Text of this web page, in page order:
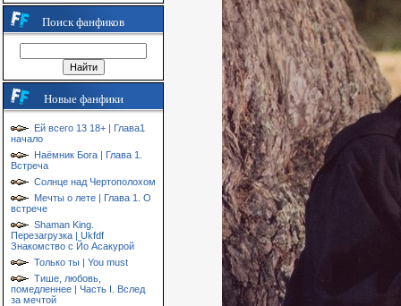
Поиск фанфиков
Новые фанфики
Ей всего 13 18+ | Глава1
начало
Наёмник Бога | Глава 1.
Встреча
Солнце над Чертополохом
Мечты о лете | Глава 1. О
встрече
Shaman King.
Перезагрузка | Ukfdf
Знакомство с Йо Асакурой
Только ты | You must
Тише, любовь,
помедленнее | Часть I. Вслед
за мечтой